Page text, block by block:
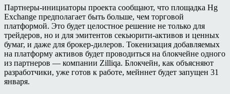
Партнеры-инициаторы проекта сообщают, что площадка Hg
Exchange предполагает быть больше, чем торговой
платформой. Это будет целостное решение не только для
трейдеров, но и для эмитентов секьюрити-активов и ценных
бумаг, и даже для брокер-дилеров. Токенизация добавляемых
на платформу активов будет проводиться на блокчейне одного
из партнеров — компании Zilliqa. Блокчейн, как объясняют
разработчики, уже готов к работе, мейннет будет запущен 31
января.